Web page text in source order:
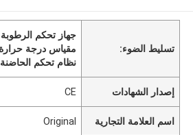
تسليط الضوء:
جهاز تحكم
مقياس درجة حرارة
نظام تحكم
إصدار الشهادات CE
اسم العلامة التجارية Original